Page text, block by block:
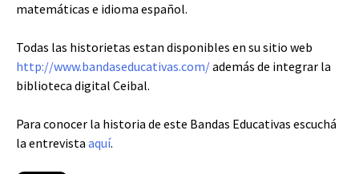
matemáticas e idioma español.
Todas las historietas estan disponibles en su sitio web
http://www.bandaseducativas.com/además de integrar la
biblioteca digital Ceibal.
Para conocer la historia de este Bandas Educativas escuchá
la entrevista aquí.